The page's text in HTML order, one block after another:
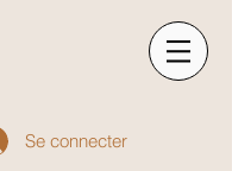
Se connecter